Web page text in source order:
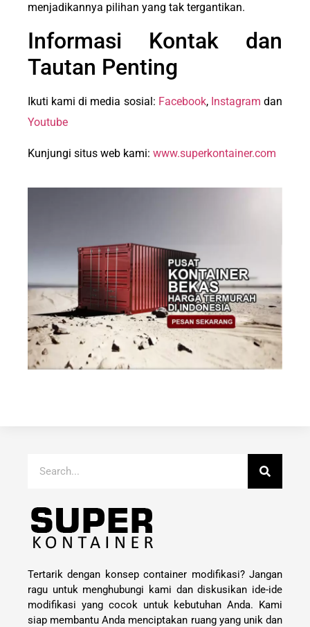
menjadikannya pilihan yang tak tergantikan.
Informasi Kontak dan
Tautan Penting
Ikuti kami di media sosial: Facebook, Instagram dan
Youtube
Kunjungi situs web kami: www.superkontainer.com
Tertarik dengan konsep container modifikasi? Jangan
ragu untuk menghubungi kami dan diskusikan ide-ide
modifikasi yang cocok untuk kebutuhan Anda. Kami
siap membantu Anda menciptakan ruang yang unik dan